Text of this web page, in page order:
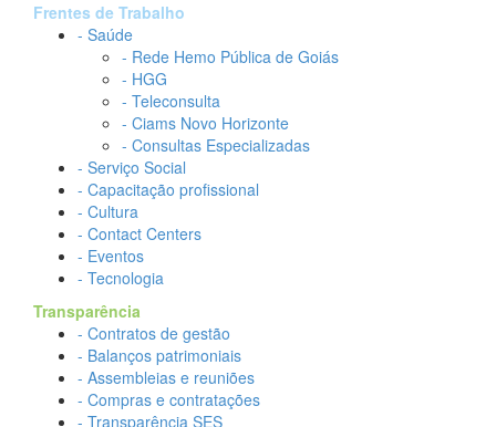
Frentes de Trabalho
- Saúde
- Rede Hemo Pública de Goiás
- HGG
- Teleconsulta
- Ciams Novo Horizonte
- Consultas Especializadas
- Serviço Social
- Capacitação profissional
- Cultura
- Contact Centers
- Eventos
- Tecnologia
Transparência
- Contratos de gestão
- Balanços patrimoniais
- Assembleias e reuniões
- Compras e contratações
- Transparência SES